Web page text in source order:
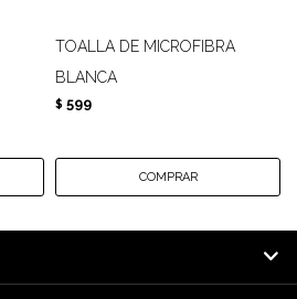
TOALLA DE MICROFIBRA
BLANCA
$ 599